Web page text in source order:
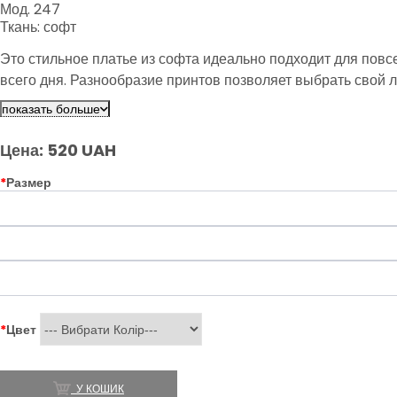
Мод. 247
Ткань: софт
Это стильное платье из софта идеально подходит для
всего дня. Разнообразие принтов позволяет выбрать
показать больше
Цена: 520 UAH
*Размер
*Цвет
У КОШИК